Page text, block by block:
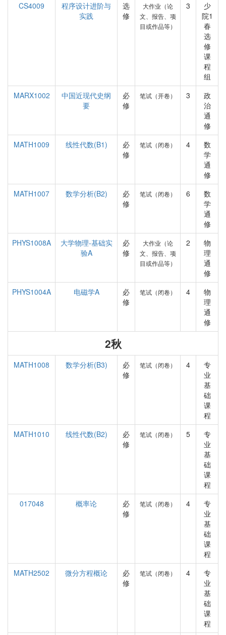
CS4009
程序设计进阶与
实践
选
修
大作业（论
文、报告、项
目或作品等）
3
少
院1
春
选
修
课
程
组
MARX1002
中国近现代史纲
要
必
修
笔试（开卷） 3
政
治
通
修
MATH1009
线性代数(B1)
必
修
笔试（闭卷） 4
数
学
通
修
MATH1007
数学分析(B2)
必
修
笔试（闭卷） 6
数
学
通
修
PHYS1008A
大学物理-基础实
验A
必
修
大作业（论
文、报告、项
目或作品等）
2
物
理
通
修
PHYS1004A
电磁学A
必
修
笔试（闭卷） 4
物
理
通
修
2秋
MATH1008 数学分析(B3)
必
修
笔试（闭卷） 4
专
业
基
础
课
程
MATH1010
线性代数(B2)
必
修
笔试（闭卷） 5
专
业
基
础
课
程
017048
概率论
必
修
笔试（闭卷） 4
专
业
基
础
课
程
MATH2502
微分方程概论
必
修
笔试（闭卷） 4
专
业
基
础
课
程